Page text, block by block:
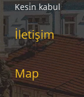
Kesi̇n kabul
İletişim
Map